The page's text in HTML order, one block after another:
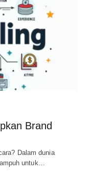
Brand
Dalam dunia
untuk…